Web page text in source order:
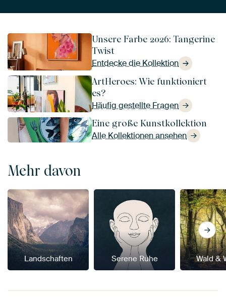
Unsere Farbe 2026: Tangerine
Twist
Entdecke die Kollektion
ArtHeroes: Wie funktioniert
es?
Häufig gestellte Fragen
Eine große Kunstkollektion
Alle Kollektionen ansehen
Mehr davon
Landschaften Serene Ruhe Wald &